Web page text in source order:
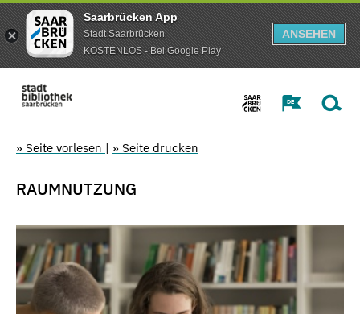
Saarbrücken App
Stadt Saarbrücken
KOSTENLOS - Bei Google Play
ANSEHEN
» Seite vorlesen | » Seite drucken
RAUMNUTZUNG